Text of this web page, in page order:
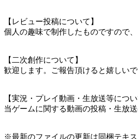
【レビュー投稿について】
個人の趣味で制作したものですので
【二次創作について】
歓迎します。ご報告頂けると嬉しいで
【実況・プレイ動画・生放送等につ
当ゲームに関する動画の投稿・生放
※最新のファイルの更新は同梱テキ